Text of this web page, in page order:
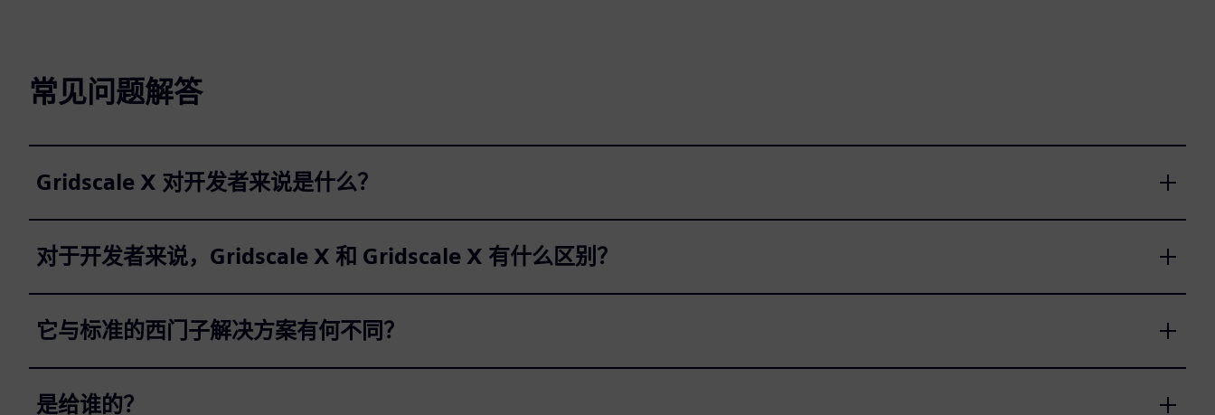
常见问题解答
Gridscale X 对开发者来说是什么？
对于开发者来说，Gridscale X 和 Gridscale X 有什么区别？
它与标准的西门子解决方案有何不同？
是给谁的？